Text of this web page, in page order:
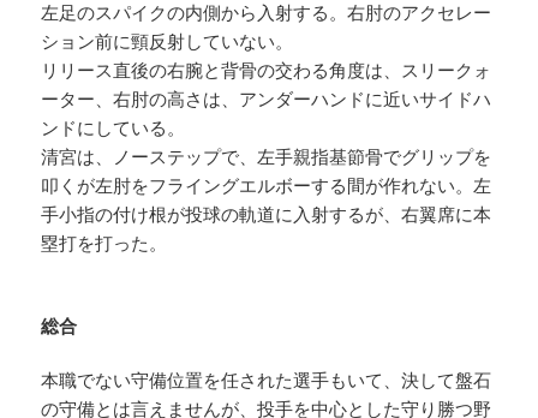
左足のスパイクの内側から入射する。右肘のアクセレー
ション前に頸反射していない。
リリース直後の右腕と背骨の交わる角度は、スリークォ
ーター、右肘の高さは、アンダーハンドに近いサイドハ
ンドにしている。
清宮は、ノーステップで、左手親指基節骨でグリップを
叩くが左肘をフライングエルボーする間が作れない。左
手小指の付け根が投球の軌道に入射するが、右翼席に本
塁打を打った。
総合
本職でない守備位置を任された選手もいて、決して盤石
の守備とは言えませんが、投手を中心とした守り勝つ野